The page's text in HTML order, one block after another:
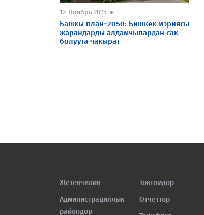
12-Ноябрь 2025-ж.
Башкы план–2050: Бишкек мэриясы
жарандарды алдамчылардан сак
болууга чакырат
Жетекчилик
Администрациялык
райондор
Токтомдор
Отчёттор